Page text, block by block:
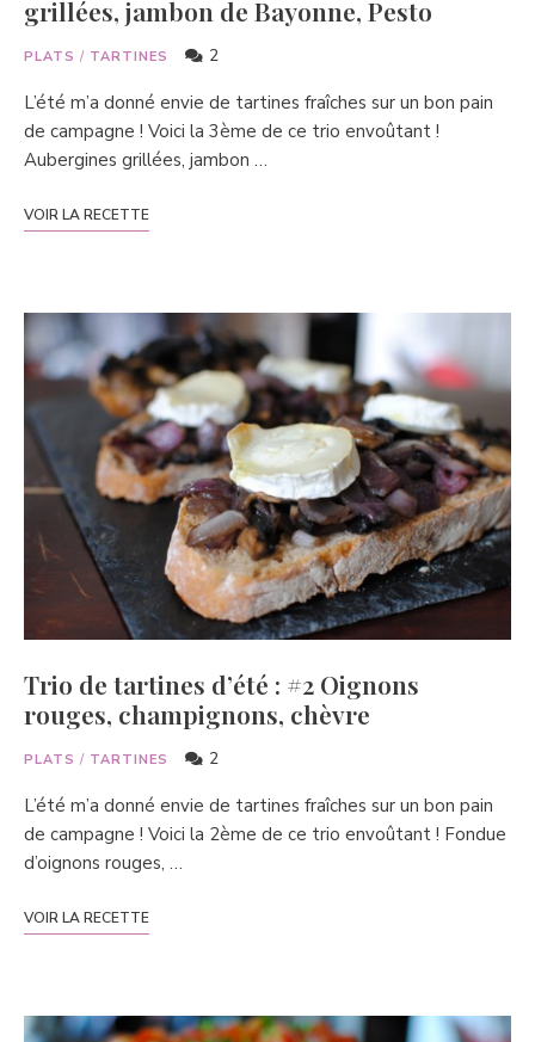
grillées, jambon de Bayonne, Pesto
PLATS / TARTINES 2
L’été m’a donné envie de tartines fraîches sur un bon pain
de campagne ! Voici la 3ème de ce trio envoûtant !
Aubergines grillées, jambon …
VOIR LA RECETTE
Trio de tartines d’été : #2 Oignons
rouges, champignons, chèvre
PLATS / TARTINES 2
L’été m’a donné envie de tartines fraîches sur un bon pain
de campagne ! Voici la 2ème de ce trio envoûtant ! Fondue
d’oignons rouges, …
VOIR LA RECETTE